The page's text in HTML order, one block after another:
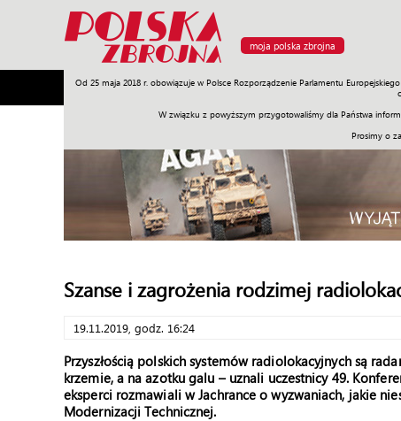
moja polska zbrojna
Od 25 maja 2018 r. obowiązuje w Polsce Rozporządzenie Parlamentu
W związku z powyższym przygotowaliśmy dla Państwa
Prosimy o
Armia Poligon Sprzęt Misje Polityka Prawo
Szanse i zagrożenia rodzimej
19.11.2019, godz. 16:24
Przyszłością polskich systemów radiolokacyjnych są
krzemie, a na azotku galu – uznali uczestnicy 49.
eksperci rozmawiali w Jachrance o wyzwaniach, jakie
Modernizacji Technicznej.